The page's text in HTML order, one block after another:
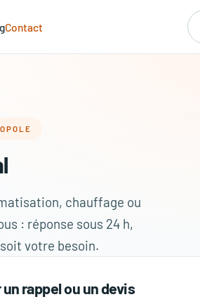
Contact
chauffage ou
: réponse sous 24 h,
votre besoin.
rappel ou un devis